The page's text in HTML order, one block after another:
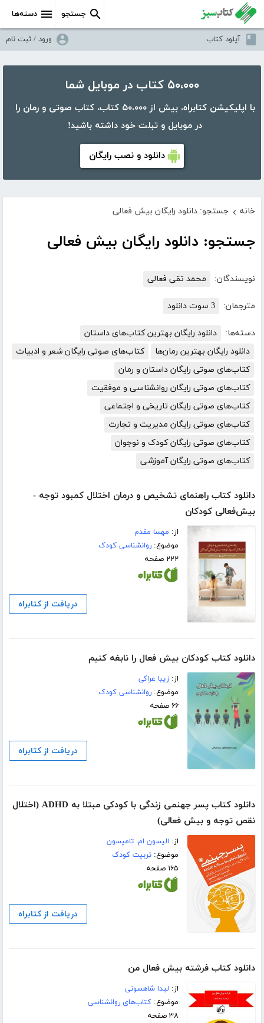
دسته‌ها جستجو
آپلود کتاب ورود / ثبت نام
۵۰،۰۰۰ کتاب در موبایل شما
با اپلیکیشن کتابراه، بیش از ۵۰،۰۰۰ کتاب، کتاب صوتی و رمان را
در موبایل و تبلت خود داشته باشید!
دانلود و نصب رایگان
خانه › جستجو: دانلود رایگان بیش فعالی
جستجو: دانلود رایگان بیش فعالی
نویسندگان: محمد تقی فعالی
مترجمان: 3 سوت دانلود
دسته‌ها:
دانلود رایگان بهترین کتاب‌های داستان
دانلود رایگان بهترین رمان‌ها
کتاب‌های صوتی رایگان شعر و ادبیات
کتاب‌های صوتی رایگان داستان و رمان
کتاب‌های صوتی رایگان روانشناسی و موفقیت
کتاب‌های صوتی رایگان تاریخی و اجتماعی
کتاب‌های صوتی رایگان مدیریت و تجارت
کتاب‌های صوتی رایگان کودک و نوجوان
کتاب‌های صوتی رایگان آموزشی
دانلود کتاب راهنمای تشخیص و درمان اختلال کمبود توجه -
بیش‌فعالی کودکان
از: مهسا مقدم
موضوع:روانشناسی کودک
۲۲۲ صفحه
دریافت از کتابراه
دانلود کتاب کودکان بیش فعال را نابغه کنیم
از:زیبا عراکی
موضوع:روانشناسی کودک
۶۶ صفحه
دریافت از کتابراه
دانلود کتاب پسر جهنمی زندگی با کودکی مبتلا به ADHD (اختلال
نقص توجه و بیش فعالی)
از: الیسون ام. تامپسون
موضوع:تربیت کودک
۱۶۵ صفحه
دریافت از کتابراه
دانلود کتاب فرشته بیش فعال من
از: لیدا شاهسونی
موضوع:کتاب‌های روانشناسی
۳۸ صفحه